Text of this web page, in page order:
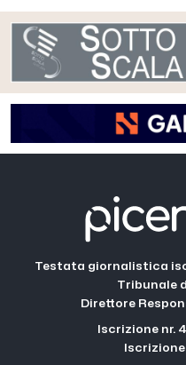
Testata giornalistica
Tribunale
Direttore
Iscrizione nr.
Iscrizione